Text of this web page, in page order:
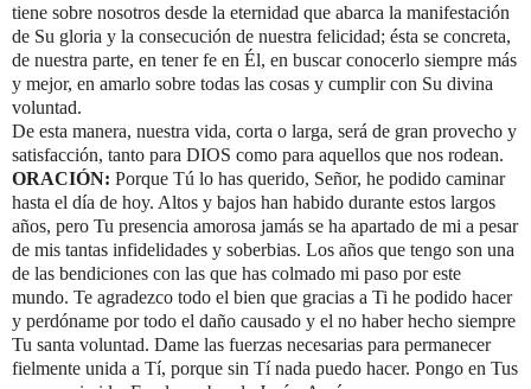
tiene sobre nosotros desde la eternidad que abarca la manifestación
de Su gloria y la consecución de nuestra felicidad; ésta se concreta,
de nuestra parte, en tener fe en Él, en buscar conocerlo siempre más
y mejor, en amarlo sobre todas las cosas y cumplir con Su divina
voluntad.
De esta manera, nuestra vida, corta o larga, será de gran provecho y
satisfacción, tanto para DIOS como para aquellos que nos rodean.
ORACIÓN: Porque Tú lo has querido, Señor, he podido caminar
hasta el día de hoy. Altos y bajos han habido durante estos largos
años, pero Tu presencia amorosa jamás se ha apartado de mi a pesar
de mis tantas infidelidades y soberbias. Los años que tengo son una
de las bendiciones con las que has colmado mi paso por este
mundo. Te agradezco todo el bien que gracias a Ti he podido hacer
y perdóname por todo el daño causado y el no haber hecho siempre
Tu santa voluntad. Dame las fuerzas necesarias para permanecer
fielmente unida a Tí, porque sin Tí nada puedo hacer. Pongo en Tus